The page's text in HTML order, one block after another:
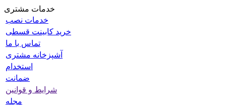
خدمات مشتری
خدمات نصب
خرید کابینت قسطی
تماس با ما
آشپزخانه مشتری
استخدام
ضمانت
شرایط و قوانین
مجله